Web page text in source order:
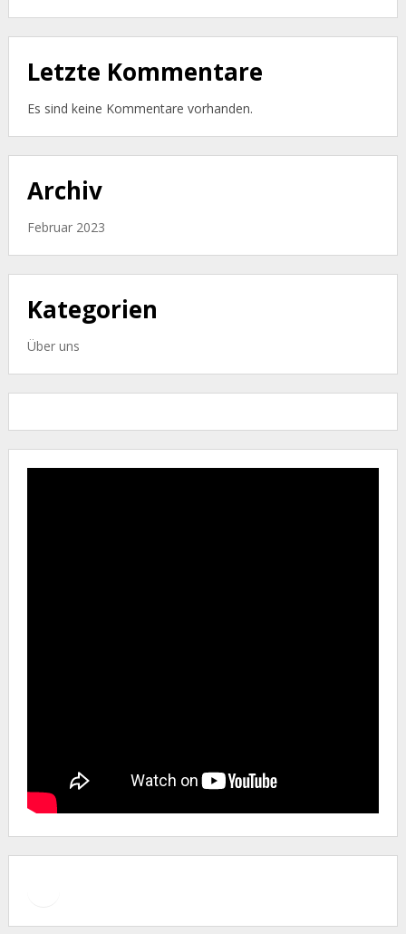
Letzte Kommentare
Es sind keine Kommentare vorhanden.
Archiv
Februar 2023
Kategorien
Über uns